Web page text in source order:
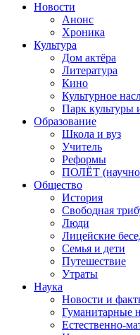
Новости
Анонс
Хроника
Культура
Дом актёра
Литература
Кино
Культурное
Парк культуры
Образование
Школа и вуз
Учитель
Реформы
ПОЛЁТ (научно-
Общество
История
Свободная
Люди
Лицейские
Семья и дети
Путешествие
Утраты
Наука
Новости и
Гуманитарные
Естественно-